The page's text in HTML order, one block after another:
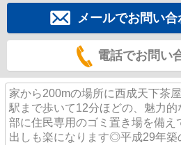
メールでお問い
電話でお問い
家から200mの場所に西成天下茶
駅まで歩いて12分ほどの、魅力
部に住民専用のゴミ置き場を備え
出しも楽になります◎平成29年築